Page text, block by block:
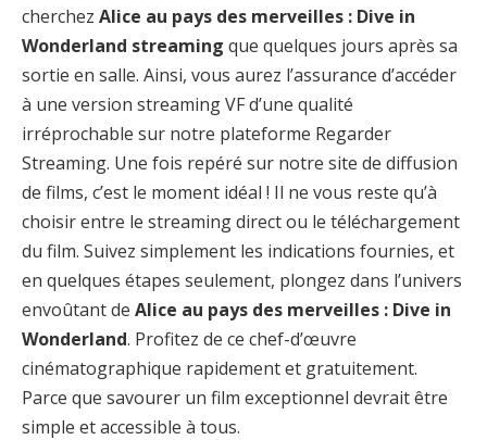
cherchez Alice au pays des merveilles : Dive in
Wonderland streaming que quelques jours après sa
sortie en salle. Ainsi, vous aurez l’assurance d’accéder
à une version streaming VF d’une qualité
irréprochable sur notre plateforme Regarder
Streaming. Une fois repéré sur notre site de diffusion
de films, c’est le moment idéal ! Il ne vous reste qu’à
choisir entre le streaming direct ou le téléchargement
du film. Suivez simplement les indications fournies, et
en quelques étapes seulement, plongez dans l’univers
envoûtant de Alice au pays des merveilles : Dive in
Wonderland. Profitez de ce chef-d’œuvre
cinématographique rapidement et gratuitement.
Parce que savourer un film exceptionnel devrait être
simple et accessible à tous.